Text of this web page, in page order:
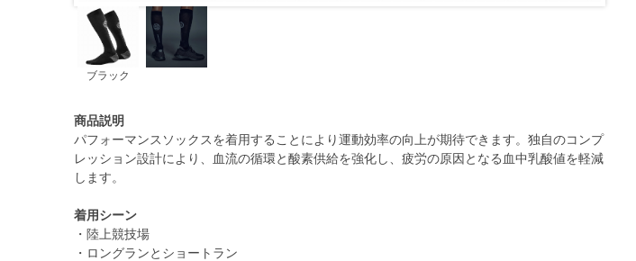
ブラック
商品説明
パフォーマンスソックスを着用することにより運動効率の向上が期待できます。独自のコンプ
レッション設計により、血流の循環と酸素供給を強化し、疲労の原因となる血中乳酸値を軽減
します。
着用シーン
・陸上競技場
・ロングランとショートラン